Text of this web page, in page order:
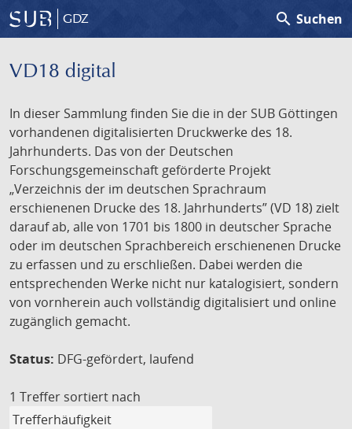
GDZ search Suchen
VD18 digital
In dieser Sammlung finden Sie die in der SUB Göttingen
vorhandenen digitalisierten Druckwerke des 18.
Jahrhunderts. Das von der Deutschen
Forschungsgemeinschaft geförderte Projekt
„Verzeichnis der im deutschen Sprachraum
erschienenen Drucke des 18. Jahrhunderts” (VD 18) zielt
darauf ab, alle von 1701 bis 1800 in deutscher Sprache
oder im deutschen Sprachbereich erschienenen Drucke
zu erfassen und zu erschließen. Dabei werden die
entsprechenden Werke nicht nur katalogisiert, sondern
von vornherein auch vollständig digitalisiert und online
zugänglich gemacht.
Status: DFG-gefördert, laufend
1 Treffer sortiert nach